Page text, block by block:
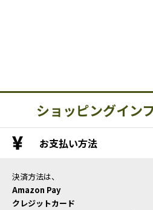
ショッピングイン
お支払い方法
決済方法は、
Amazon Pay
クレジットカード